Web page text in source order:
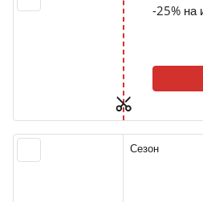
-25% на
Сезон